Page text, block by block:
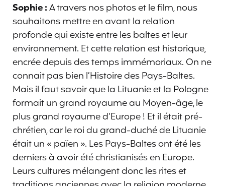
Sophie :A travers nos photos et le film, nous
souhaitons mettre en avant la relation
profonde qui existe entre les baltes et leur
environnement. Et cette relation est historique,
encrée depuis des temps immémoriaux. On ne
connait pas bien l’Histoire des Pays-Baltes.
Mais il faut savoir que la Lituanie et la Pologne
formait un grand royaume au Moyen-âge, le
plus grand royaume d’Europe ! Et il était pré-
chrétien, car le roi du grand-duché de Lituanie
était un « païen ». Les Pays-Baltes ont été les
derniers à avoir été christianisés en Europe.
Leurs cultures mélangent donc les rites et